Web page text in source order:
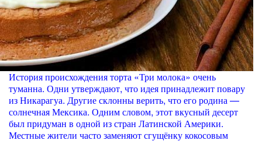
История происхождения торта «Три молока» очень
туманна. Одни утверждают, что идея принадлежит повару
из Никарагуа. Другие склонны верить, что его родина —
солнечная Мексика. Одним словом, этот вкусный десерт
был придуман в одной из стран Латинской Америки.
Местные жители часто заменяют сгущёнку кокосовым